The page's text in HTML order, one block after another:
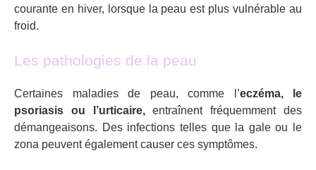
courante en hiver, lorsque la peau est plus vulnérable au
froid.
Les pathologies de la peau
Certaines maladies de peau, comme l’eczéma, le
psoriasis ou l’urticaire,entraînent fréquemment des
démangeaisons. Des infections telles que la gale ou le
zona peuvent également causer ces symptômes.